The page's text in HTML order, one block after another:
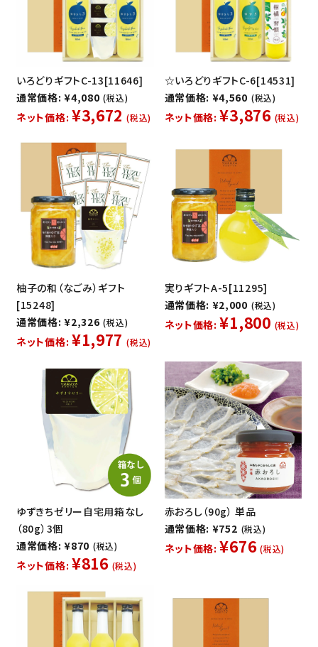
いろどりギフトC-13[11646]
通常価格: ¥4,080 (税込)
ネット価格: ¥3,672 (税込)
☆いろどりギフトC-6[14531]
通常価格: ¥4,560 (税込)
ネット価格: ¥3,876 (税込)
柚子の和（なごみ）ギフト
[15248]
通常価格: ¥2,326 (税込)
ネット価格: ¥1,977 (税込)
実りギフトA-5[11295]
通常価格: ¥2,000 (税込)
ネット価格: ¥1,800 (税込)
ゆずきちゼリー自宅用箱なし
（80g）3個
通常価格: ¥870 (税込)
ネット価格: ¥816 (税込)
赤おろし（90g） 単品
通常価格: ¥752 (税込)
ネット価格: ¥676 (税込)